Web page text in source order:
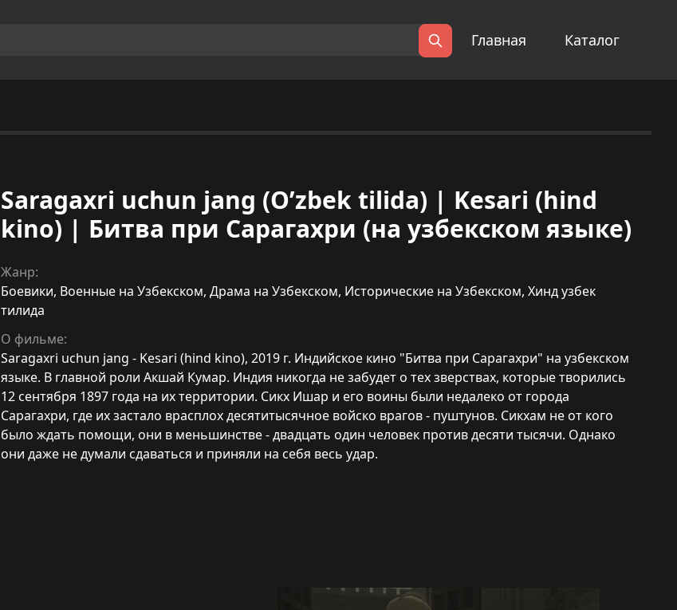
Поиск
Главная Каталог
Saragaxri uchun jang (O’zbek tilida) | Kesari (hind
kino) | Битва при Сарагахри (на узбекском языке)
Жанр:
Боевики, Военные на Узбекском, Драма на Узбекском, Исторические на Узбекском, Хинд узбек
тилида
О фильме:
Saragaxri uchun jang - Kesari (hind kino), 2019 г. Индийское кино "Битва при Сарагахри" на узбекском
языке. В главной роли Акшай Кумар. Индия никогда не забудет о тех зверствах, которые творились
12 сентября 1897 года на их территории. Сикх Ишар и его воины были недалеко от города
Сарагахри, где их застало врасплох десятитысячное войско врагов - пуштунов. Сикхам не от кого
было ждать помощи, они в меньшинстве - двадцать один человек против десяти тысячи. Однако
они даже не думали сдаваться и приняли на себя весь удар.